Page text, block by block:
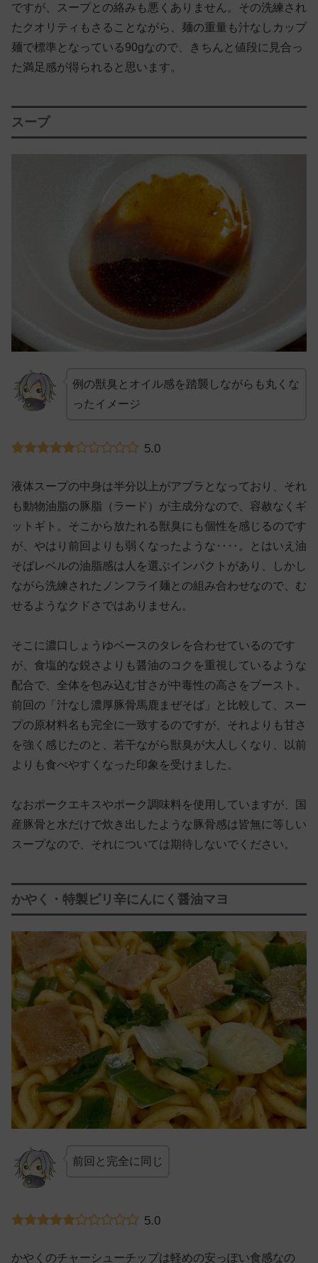
ですが、スープとの絡みも悪くありません。その洗練され
たクオリティもさることながら、麺の重量も汁なしカップ
麺で標準となっている90gなので、きちんと値段に見合っ
た満足感が得られると思います。
スープ
例の獣臭とオイル感を踏襲しながらも丸くな
ったイメージ
5.0
液体スープの中身は半分以上がアブラとなっており、それ
も動物油脂の豚脂（ラード）が主成分なので、容赦なくギ
ットギト。そこから放たれる獣臭にも個性を感じるのです
が、やはり前回よりも弱くなったような‥‥。とはいえ油
そばレベルの油脂感は人を選ぶインパクトがあり、しかし
ながら洗練されたノンフライ麺との組み合わせなので、む
せるようなクドさではありません。
そこに濃口しょうゆベースのタレを合わせているのです
が、食塩的な鋭さよりも醤油のコクを重視しているような
配合で、全体を包み込む甘さが中毒性の高さをブースト。
前回の「汁なし濃厚豚骨馬鹿まぜそば」と比較して、スー
プの原材料名も完全に一致するのですが、それよりも甘さ
を強く感じたのと、若干ながら獣臭が大人しくなり、以前
よりも食べやすくなった印象を受けました。
なおポークエキスやポーク調味料を使用していますが、国
産豚骨と水だけで炊き出したような豚骨感は皆無に等しい
スープなので、それについては期待しないでください。
かやく・特製ピリ辛にんにく醤油マヨ
前回と完全に同じ
5.0
かやくのチャーシューチップは軽めの安っぽい食感なの